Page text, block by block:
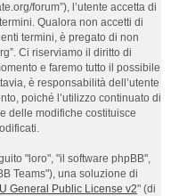
forum”), l’utente accetta di
Qualora non accetti di
termini, è pregato di non
Ci riserviamo il diritto di
e faremo tutto il possibile
è responsabilità dell’utente
poiché l’utilizzo continuato di
delle modifiche costituisce
"loro", "il software phpBB",
Teams"), una soluzione di
General Public License v2" (di